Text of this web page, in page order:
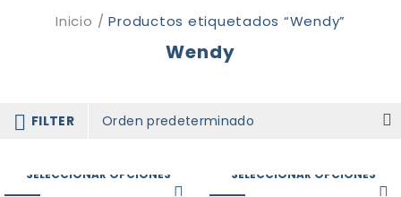
Wendy
Inicio / Productos etiquetados “Wendy”
FILTER Orden predeterminado
SELECCIONAR OPCIONES SELECCIONAR OPCIONES